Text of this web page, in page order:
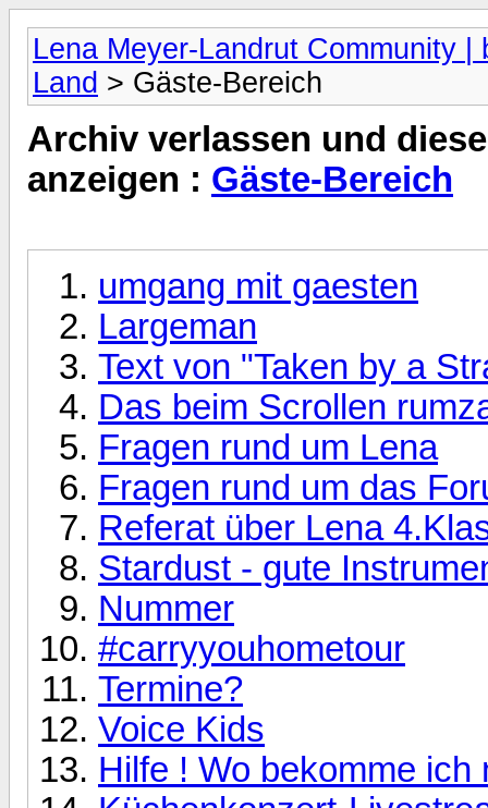
Lena Meyer-Landrut Community |
Land > Gäste-Bereich
Archiv verlassen und
anzeigen : Gäste-Bereich
umgang mit gaesten
Largeman
Text von "Taken by a
Das beim Scrollen
Fragen rund um Lena
Fragen rund um das
Referat über Lena
Stardust - gute
Nummer
#carryyouhometour
Termine?
Voice Kids
Hilfe ! Wo bekomme